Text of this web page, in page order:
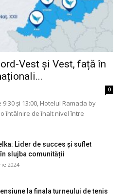
Vest și Vest, față în
0
și 13:00, Hotelul Ramada by
întâlnire de înalt nivel între
Lider de succes și suflet
slujba comunității
2024
la finala turneului de tenis